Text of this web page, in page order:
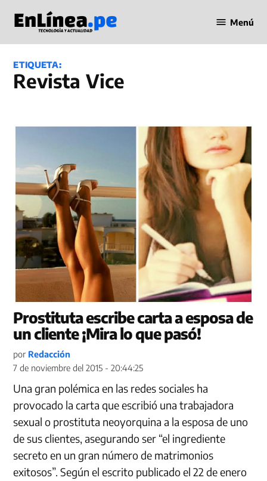
contenido
en Línea
Menú
ETIQUETA:
Revista Vice
Prostituta escribe carta a esposa de
un cliente ¡Mira lo que pasó!
por Redacción
7 de noviembre del 2015 - 20:44:25
Una gran polémica en las redes sociales ha
provocado la carta que escribió una trabajadora
sexual o prostituta neoyorquina a la esposa de uno
de sus clientes, asegurando ser “el ingrediente
secreto en un gran número de matrimonios
exitosos”. Según el escrito publicado el 22 de enero